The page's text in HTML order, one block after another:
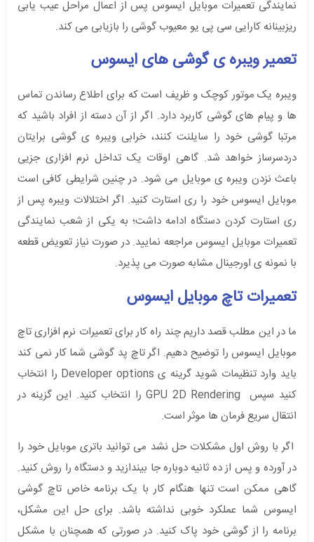
نمایندگی تعمیرات موبایل ایسوس پس از اعمال مراحل عیب یابی
ریزبینانه کارایی سی پی یو معیوب گوشی را بازیابی می کند.
تعمیر ویبره ی گوشی های ایسوس
ویبره یک موتور کوچک و ظریف است که برای اطلاع رساندن تماس
ها و پیام های گوشی کاربرد دارد. اگر از آن دسته از افراد باشید که
مرتبا گوشی خود را سایلنت کنند، خرابی ویبره ی گوشی برایتان
دردسرساز خواهد شد. گاهی اوقات یک تداخل نرم افزاری جزیی
باعث نزدن ویبره ی موبایل می شود. در چنین شرایطی کافی است
موبایل ایسوس خود را ری استارت کنید. اگر اختلالات ویبره پس از
ری استارت کردن دستگاه ادامه داشت؛ به یکی از شعب نمایندگی
تعمیرات موبایل ایسوس مراجعه نمایید. در صورت نیاز تعویض قطعه
با نمونه ی اورجینال مشابه صورت می پذیرد.
تعمیرات تاچ موبایل ایسوس
ما در این مطلب قصد داریم چند راه کار برای تعمیرات نرم افزاری تاچ
موبایل ایسوس را توضیح دهیم. اگر تاچ پد گوشی شما کار نمی کند
باید وارد تنظیمات شوید گرینه ی Developer options را انتخاب
کنید سپس GPU 2D Rendering را انتخاب کنید. این گزینه در
انتقال سریع فرمان ها موثر است.
اگر با روش اول مشکلات حل نشد می توانید باتری موبایل خود را
در آورده و پس از ده ثانیه دوباره جا بیندازید و دستگاه را روش کنید.
گاهی ممکن است تنها هنگام کار با یک برنامه خاص تاچ گوشی
ایسوس شما عملکرد خوبی نداشته باشد. برای حل این مشکل،
برنامه را از گوشی خود پاک کنید. در صورتی که همچنان با مشکل